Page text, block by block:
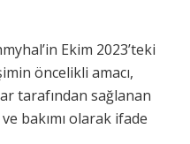
Ekim 2023’teki
öncelikli amacı,
tarafından sağlanan
bakımı olarak ifade